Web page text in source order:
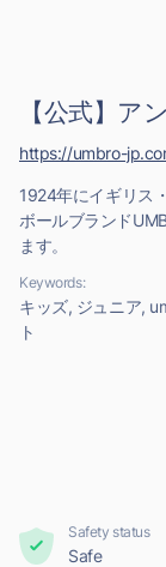
【公式】ア
1924年にイギリス
ボールブランド
ます。
Keywords:
キッズ, ジュニア,
ト
https://umbro-
Safety status
Safe